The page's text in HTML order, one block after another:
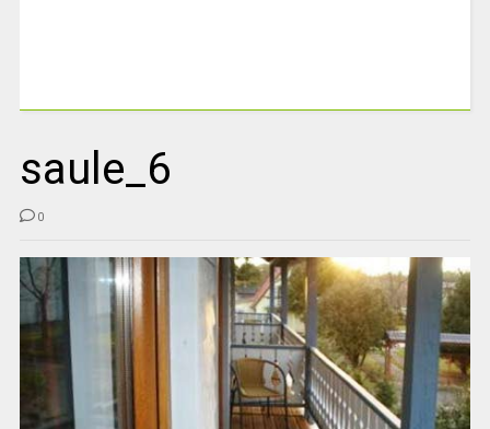
saule_6
0